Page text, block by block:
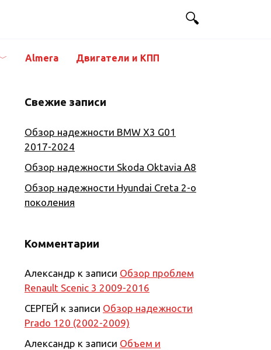
Almera Двигатели и КПП
Свежие записи
Обзор надежности BMW X3 G01
2017-2024
Обзор надежности Skoda Oktavia A8
Обзор надежности Hyundai Creta 2-о
поколения
Комментарии
Александр к записи Обзор проблем
Renault Scenic 3 2009-2016
СЕРГЕЙ к записи Обзор надежности
Prado 120 (2002-2009)
Александр к записи Объем и